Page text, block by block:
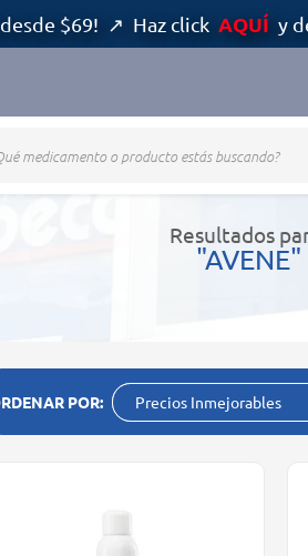
$69! ↗ Haz click AQUÍ y
Resultados
"AVENE"
POR: Precios Inmejorables